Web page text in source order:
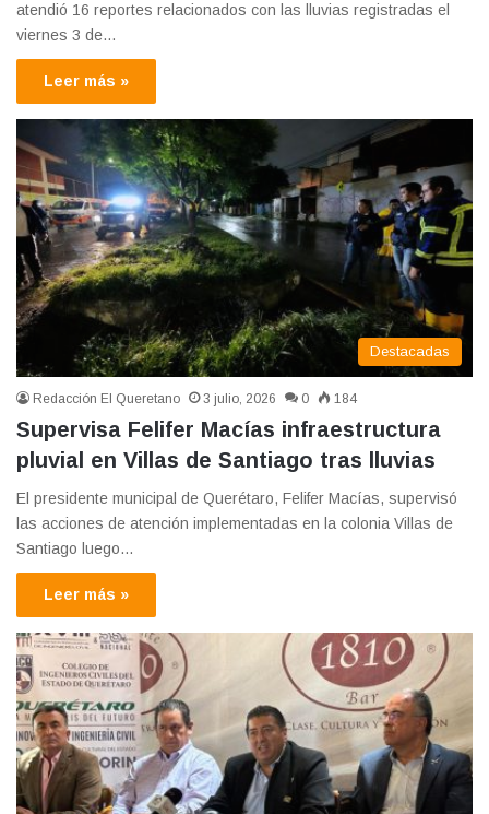
atendió 16 reportes relacionados con las lluvias registradas el
viernes 3 de…
Leer más »
Destacadas
Redacción El Queretano 3 julio, 2026 0 184
Supervisa Felifer Macías infraestructura
pluvial en Villas de Santiago tras lluvias
El presidente municipal de Querétaro, Felifer Macías, supervisó
las acciones de atención implementadas en la colonia Villas de
Santiago luego…
Leer más »